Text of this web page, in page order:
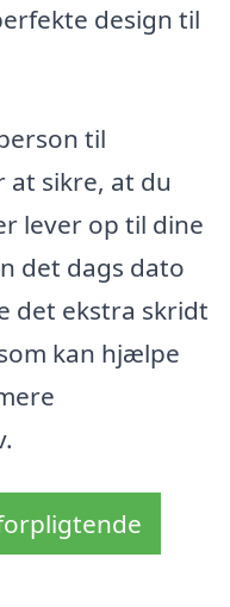
design til
til
sikre, at du
lever op til dine
det dags dato
det ekstra skridt
kan hjælpe